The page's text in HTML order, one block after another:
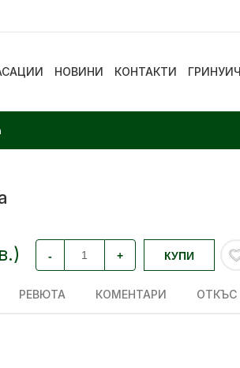
НОВИНИ КОНТАКТИ ГРИНУИЧ
- + КУПИ
РЕВЮТА КОМЕНТАРИ ОТКЪС